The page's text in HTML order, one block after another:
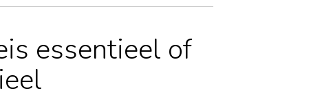
essentieel of